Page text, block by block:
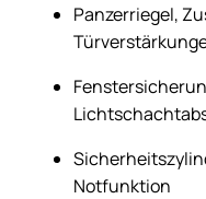
Panzerriegel,
Notfunktion